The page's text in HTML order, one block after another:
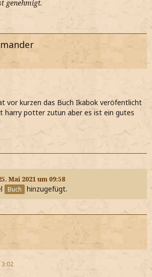
genehmigt.
vor kurzen das Buch Ikabok veröfentlicht
harry potter zutun aber es ist ein gutes
Mai 2021 um 09:58
Buch hinzugefügt.